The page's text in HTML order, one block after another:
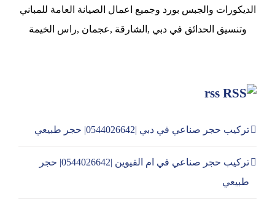
الديكورات والجبس بورد وجميع اعمال الصيانة العامة للمباني
وتنسيق الحدائق في دبي ,الشارقة ,عجمان ,راس الخيمة
rss
تركيب حجر صناعي في دبي |0544026642| حجر طبيعي
تركيب حجر صناعي في ام القيوين |0544026642| حجر
طبيعي